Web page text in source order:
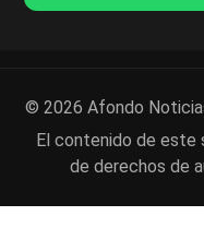
© 2026 Afondo
El contenido de este
de derechos de